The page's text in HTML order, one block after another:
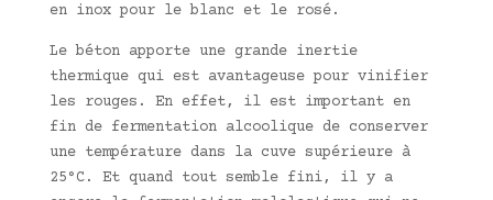
en inox pour le blanc et le rosé.
Le béton apporte une grande inertie
thermique qui est avantageuse pour vinifier
les rouges. En effet, il est important en
fin de fermentation alcoolique de conserver
une température dans la cuve supérieure à
25°C. Et quand tout semble fini, il y a